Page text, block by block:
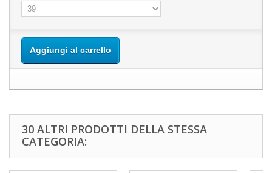
Aggiungi al carrello
30 ALTRI PRODOTTI DELLA STESSA
CATEGORIA: